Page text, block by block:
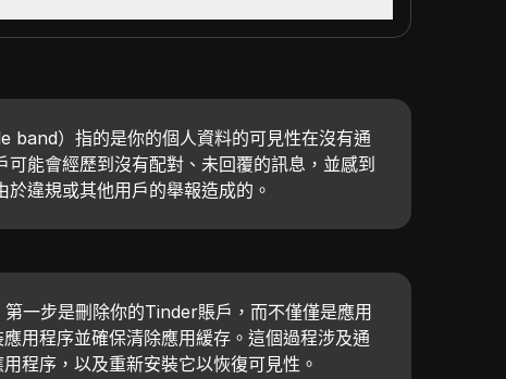
band）指的是你的個人資料的可見性在沒有通
可能會經歷到沒有配對、未回覆的訊息，並感到
違規或其他用戶的舉報造成的。
一步是刪除你的Tinder賬戶，而不僅僅是應用
用程序並確保清除應用緩存。這個過程涉及通
程序，以及重新安裝它以恢復可見性。